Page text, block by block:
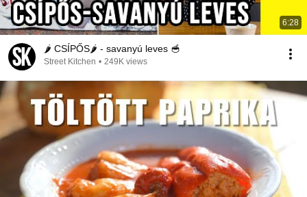
6:28
🌶️ CSÍPŐS🌶️ - savanyú leves 🥣
Street Kitchen • 249K views